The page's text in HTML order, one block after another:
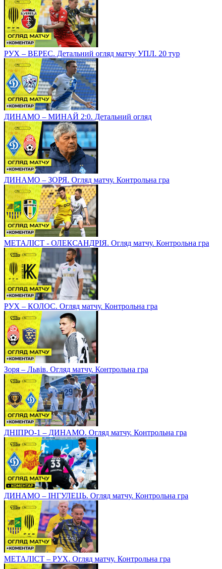
РУХ – ВЕРЕС. Детальний огляд матчу УПЛ. 20 тур
ДИНАМО – МИНАЙ 2:0. Детальний огляд
ДИНАМО – ЗОРЯ. Огляд матчу. Контрольна гра
МЕТАЛІСТ - ОЛЕКСАНДРІЯ. Огляд матчу. Контрольна гра
РУХ – КОЛОС. Огляд матчу. Контрольна гра
Зоря – Львів. Огляд матчу. Контрольна гра
ДНІПРО-1 – ДИНАМО. Огляд матчу. Контрольна гра
ДИНАМО – ІНГУЛЕЦЬ. Огляд матчу. Контрольна гра
МЕТАЛІСТ – РУХ. Огляд матчу. Контрольна гра